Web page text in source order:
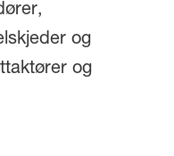
og
og